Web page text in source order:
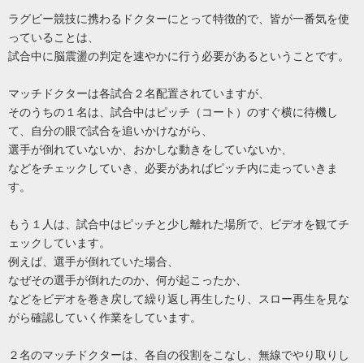
ラグビー競技に携わるドクターにとって特徴的で、皆が一番気を使
っていることは、
試合中に脳震盪の判定を速やかに行う必要があるということです。
マッチドクターは各試合２名配置されていますが、
そのうちの１名は、試合中はピッチ（コート）のすぐ横に待機し
て、自分の眼で試合を追いかけながら、
選手が倒れていないか、おかしな動きをしていないか、
などをチェックしていき、必要があればピッチ内に走っていきま
す。
もう１人は、試合中はピッチと少し離れた場所で、ビデオを観てチ
ェックしています。
例えば、選手が倒れていた場合、
なぜその選手が倒れたのか、何が起こったか、
などをビデオを巻き戻して繰り返し再生したり、スロー再生を見な
がら確認していく作業をしています。
２名のマッチドクターは、各自の役割をこなし、無線でやり取りし